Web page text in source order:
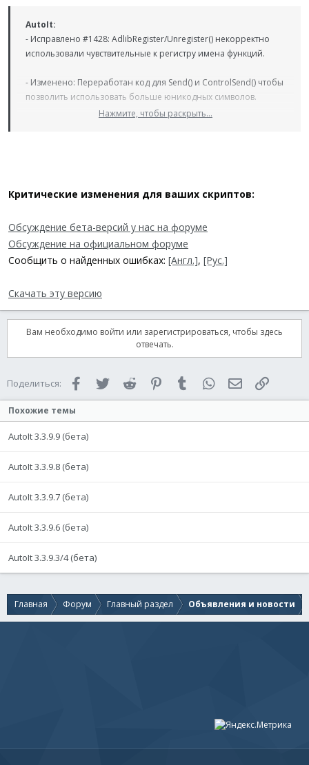
AutoIt:
- Исправлено #1428: AdlibRegister/Unregister() некорректно
использовали чувствительные к регистру имена функций.
- Изменено: Переработан код для Send() и ControlSend() чтобы
позволить использовать больше юникодных символов.
Нажмите, чтобы раскрыть...
Критические изменения для ваших скриптов:
Обсуждение бета-версий у нас на форуме
Обсуждение на официальном форуме
Сообщить о найденных ошибках: [Англ.], [Рус.]
Скачать эту версию
Вам необходимо войти или зарегистрироваться, чтобы здесь
отвечать.
Поделиться: FacebookTwitter Reddit PinterestTumblr WhatsAppЭлектронная
Похожие темы
AutoIt 3.3.9.9 (бета)
AutoIt 3.3.9.8 (бета)
AutoIt 3.3.9.7 (бета)
AutoIt 3.3.9.6 (бета)
AutoIt 3.3.9.3/4 (бета)
Главная Форум Главный раздел Объявления и новости